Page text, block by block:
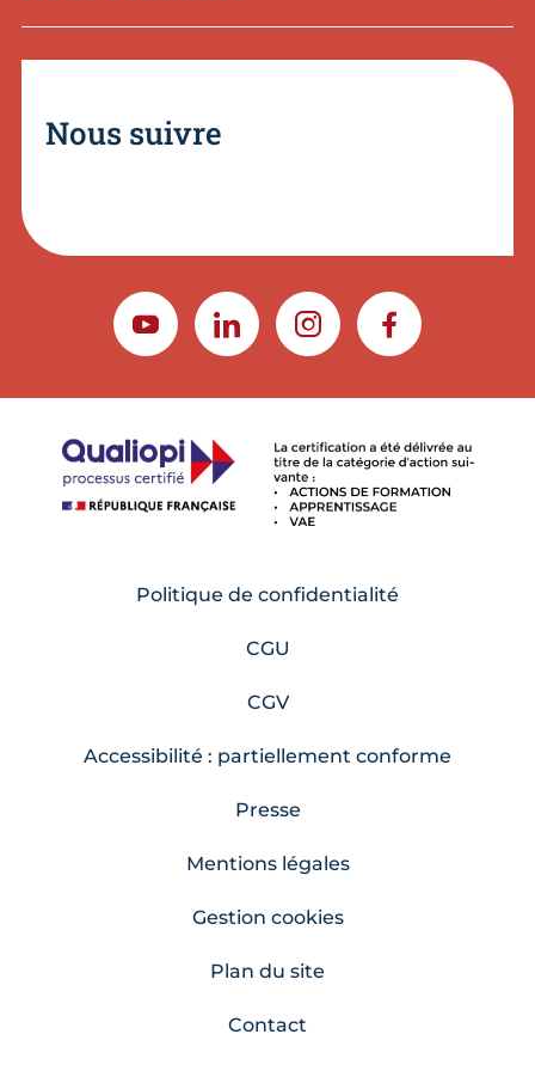
Nous suivre
YOUTUBELINKEDININSTAGRAMFACEBOOK
Politique de confidentialité
CGU
CGV
Accessibilité : partiellement conforme
Presse
Mentions légales
Gestion cookies
Plan du site
Contact